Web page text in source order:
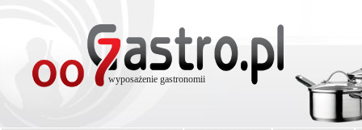
wyposażenie gastronomii